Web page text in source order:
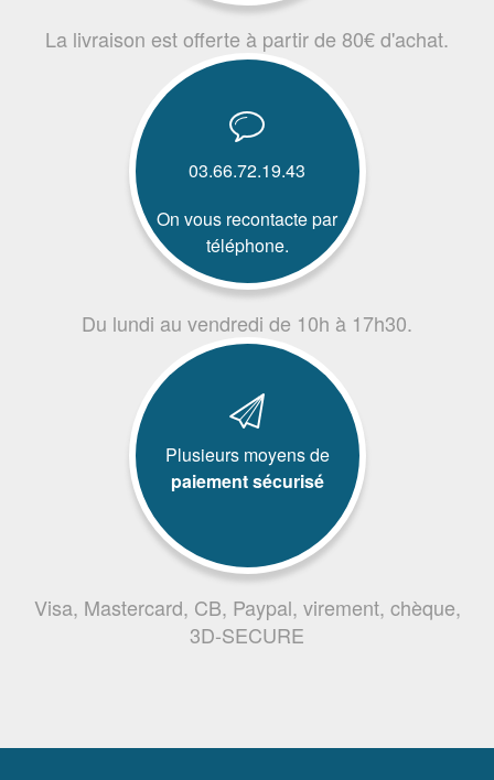
La livraison est offerte à partir de 80€ d'achat.
03.66.72.19.43
On vous recontacte par
téléphone.
Du lundi au vendredi de 10h à 17h30.
Plusieurs moyens de
paiement sécurisé
Visa, Mastercard, CB, Paypal, virement, chèque,
3D-SECURE